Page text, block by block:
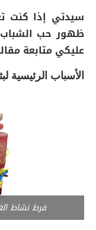
سيدتي إذا كنت
ظهور حب
عليكي متابعة
الأسباب الرئيسية
فرط نشاط